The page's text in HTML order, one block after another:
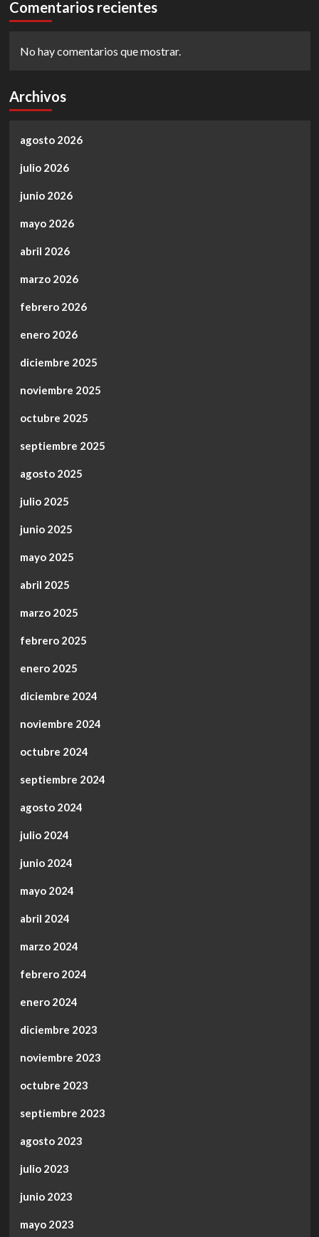
Comentarios recientes
No hay comentarios que mostrar.
Archivos
agosto 2026
julio 2026
junio 2026
mayo 2026
abril 2026
marzo 2026
febrero 2026
enero 2026
diciembre 2025
noviembre 2025
octubre 2025
septiembre 2025
agosto 2025
julio 2025
junio 2025
mayo 2025
abril 2025
marzo 2025
febrero 2025
enero 2025
diciembre 2024
noviembre 2024
octubre 2024
septiembre 2024
agosto 2024
julio 2024
junio 2024
mayo 2024
abril 2024
marzo 2024
febrero 2024
enero 2024
diciembre 2023
noviembre 2023
octubre 2023
septiembre 2023
agosto 2023
julio 2023
junio 2023
mayo 2023